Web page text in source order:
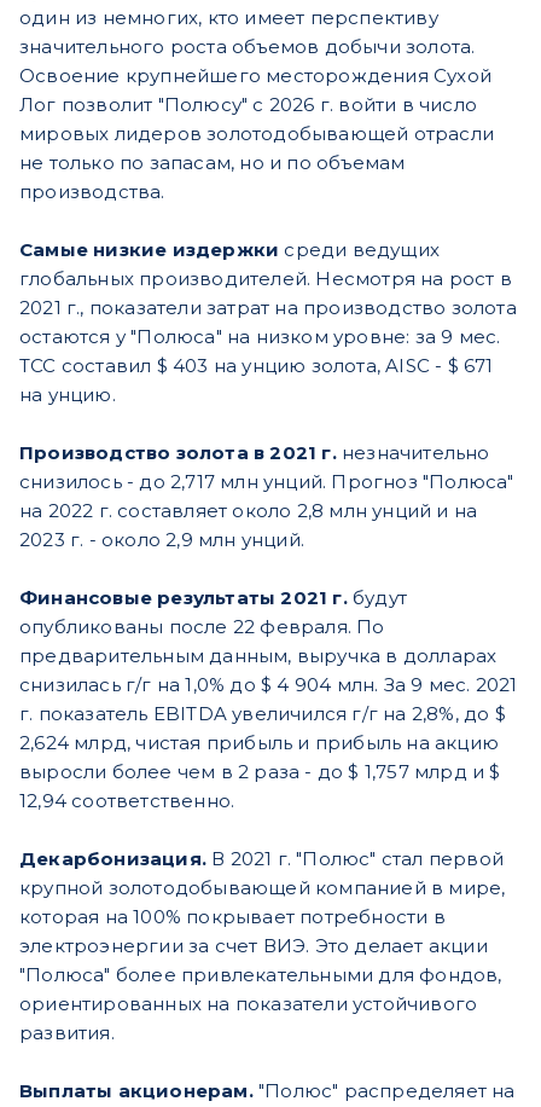
один из немногих, кто имеет перспективу
значительного роста объемов добычи золота.
Освоение крупнейшего месторождения Сухой
Лог позволит "Полюсу" с 2026 г. войти в число
мировых лидеров золотодобывающей отрасли
не только по запасам, но и по объемам
производства.
Самые низкие издержки среди ведущих
глобальных производителей. Несмотря на рост в
2021 г., показатели затрат на производство золота
остаются у "Полюса" на низком уровне: за 9 мес.
ТСС составил $ 403 на унцию золота, AISC - $ 671
на унцию.
Производство золота в 2021 г.незначительно
снизилось - до 2,717 млн унций. Прогноз "Полюса"
на 2022 г. составляет около 2,8 млн унций и на
2023 г. - около 2,9 млн унций.
Финансовые результаты 2021 г. будут
опубликованы после 22 февраля. По
предварительным данным, выручка в долларах
снизилась г/г на 1,0% до $ 4 904 млн. За 9 мес. 2021
г. показатель EBITDA увеличился г/г на 2,8%, до $
2,624 млрд, чистая прибыль и прибыль на акцию
выросли более чем в 2 раза - до $ 1,757 млрд и $
12,94 соответственно.
Декарбонизация. В 2021 г. "Полюс" стал первой
крупной золотодобывающей компанией в мире,
которая на 100% покрывает потребности в
электроэнергии за счет ВИЭ. Это делает акции
"Полюса" более привлекательными для фондов,
ориентированных на показатели устойчивого
развития.
Выплаты акционерам. "Полюс" распределяет на